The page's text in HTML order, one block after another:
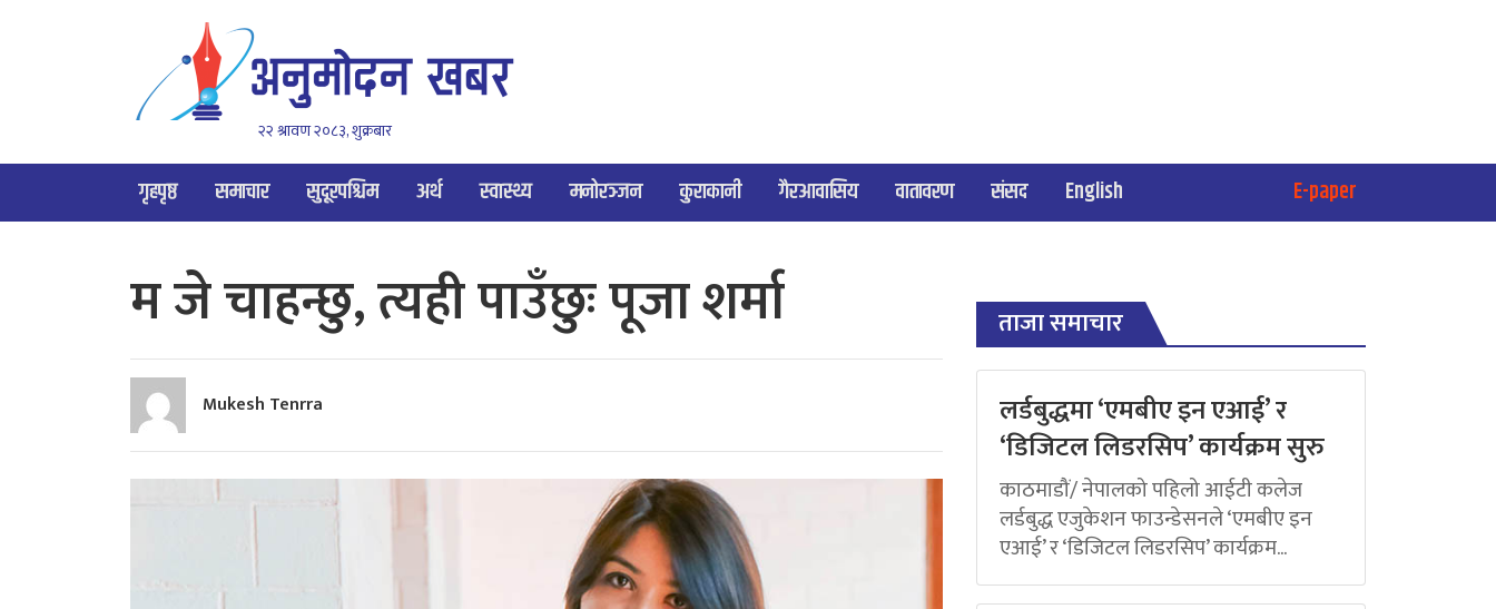
२२ श्रावण २०८३, शुक्रबार
गृहपृष्ठ समाचार सुदूरपश्चिम अर्थ स्वास्थ्य मनोरञ्जन कुराकानी गैरआवासिय वातावरण संसद English E-paper
म जे चाहन्छु, त्यही पाउँछुः पूजा शर्मा
Mukesh Tenrra
ताजा समाचार
लर्डबुद्धमा ‘एमबीए इन एआई’ र
‘डिजिटल लिडरसिप’ कार्यक्रम सुरु
काठमाडौं/ नेपालको पहिलो आईटी कलेज
लर्डबुद्ध एजुकेशन फाउन्डेसनले ‘एमबीए इन
एआई’ र ‘डिजिटल लिडरसिप’ कार्यक्रम...